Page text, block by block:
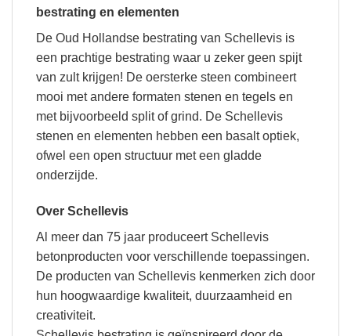
bestrating en elementen
De Oud Hollandse bestrating van Schellevis is
een prachtige bestrating waar u zeker geen spijt
van zult krijgen! De oersterke steen combineert
mooi met andere formaten stenen en tegels en
met bijvoorbeeld split of grind. De Schellevis
stenen en elementen hebben een basalt optiek,
ofwel een open structuur met een gladde
onderzijde.
Over Schellevis
Al meer dan 75 jaar produceert Schellevis
betonproducten voor verschillende toepassingen.
De producten van Schellevis kenmerken zich door
hun hoogwaardige kwaliteit, duurzaamheid en
creativiteit.